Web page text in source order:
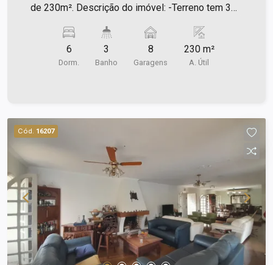
de 230m². Descrição do imóvel: -Terreno tem 3
Cozinha; - Área de serviço com quintal.
6
Dorm.
3
Banho
8
Garagens
230 m²
A. Útil
Cód. 16207